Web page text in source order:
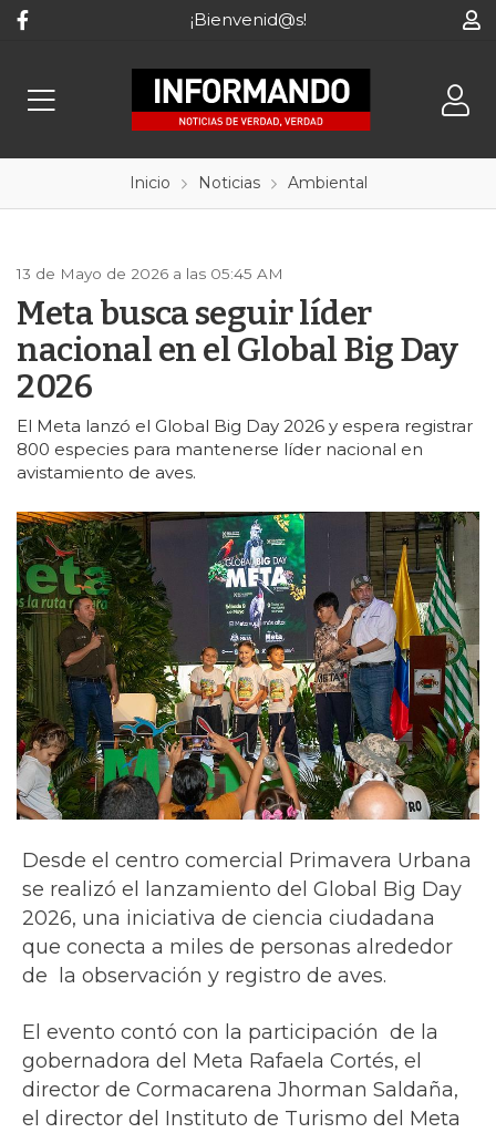
¡Bienvenid@s!
Inicio Noticias Ambiental
13 de Mayo de 2026 a las 05:45 AM
Meta busca seguir líder
nacional en el Global Big Day
2026
El Meta lanzó el Global Big Day 2026 y espera registrar
800 especies para mantenerse líder nacional en
avistamiento de aves.
Desde el centro comercial Primavera Urbana
se realizó el lanzamiento del Global Big Day
2026, una iniciativa de ciencia ciudadana
que conecta a miles de personas alrededor
de la observación y registro de aves.
El evento contó con la participación de la
gobernadora del Meta Rafaela Cortés, el
director de Cormacarena Jhorman Saldaña,
el director del Instituto de Turismo del Meta